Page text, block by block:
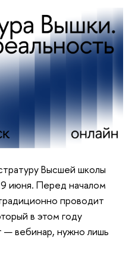
Высшей школы
июня. Перед началом
проводит
в этом году
вебинар, нужно лишь